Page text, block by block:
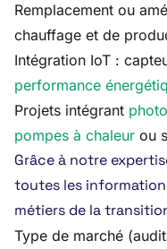
Remplacement ou
chauffage et de
Intégration IoT :
performance
Projets intégrant
pompes à chaleur ou
Grâce à notre
toutes les
métiers de la
Type de marché